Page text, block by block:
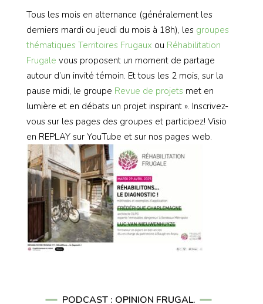
Tous les mois en alternance (généralement les
derniers mardi ou jeudi du mois à 18h), les groupes
thématiques Territoires Frugaux ou Réhabilitation
Frugale vous proposent un moment de partage
autour d’un invité témoin. Et tous les 2 mois, sur la
pause midi, le groupe Revue de projets met en
lumière et en débats un projet inspirant ». Inscrivez-
vous sur les pages des groupes et participez! Visio
en REPLAY sur YouTube et sur nos pages web.
PODCAST : OPINION FRUGAL.